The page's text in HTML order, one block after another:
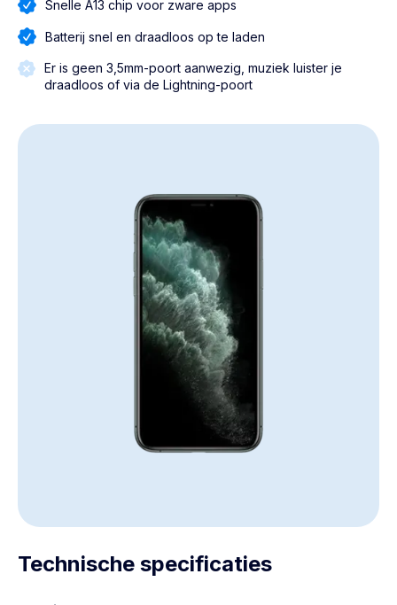
Snelle A13 chip voor zware apps
Batterij snel en draadloos op te laden
Er is geen 3,5mm-poort aanwezig, muziek luister je
draadloos of via de Lightning-poort
Technische specificaties